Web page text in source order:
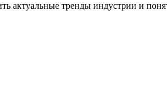
актуальные тренды индустрии и